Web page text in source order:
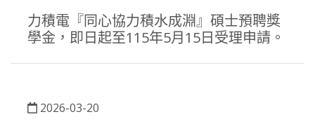
力積電『同心協力積水成淵』碩士預聘獎
學金，即日起至115年5月15日受理申請。
2026-03-20